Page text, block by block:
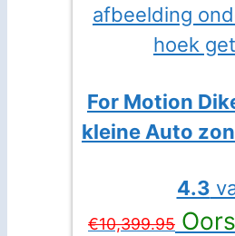
For Motion
kleine Auto
4.3
€10,399.95